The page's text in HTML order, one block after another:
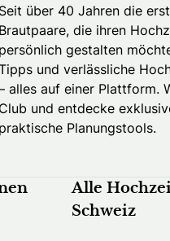
über 40 Jahren die
die ihren
gestalten
und verlässliche
alles auf einer Plattform.
und entdecke
Planungstools.
Alle
Schweiz